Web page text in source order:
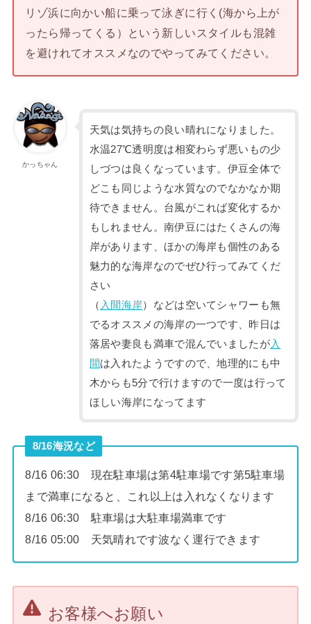
リゾ浜に向かい船に乗って泳ぎに行く(海から上が
ったら帰ってくる）という新しいスタイルも混雑
を避けれてオススメなのでやってみてください。
かっちゃん
天気は気持ちの良い晴れになりました。
水温27℃透明度は相変わらず悪いもの少
しづつは良くなっています。伊豆全体で
どこも同じような水質なのでなかなか期
待できません。台風がこれば変化するか
もしれません。南伊豆にはたくさんの海
岸があります、ほかの海岸も個性のある
魅力的な海岸なのでぜひ行ってみてくだ
さい
（ 入間海岸）などは空いてシャワーも無
でるオススメの海岸の一つです、昨日は
落居や妻良も満車で混んでいましたが入
間は入れたようですので、地理的にも中
木からも5分で行けますので一度は行って
ほしい海岸になってます
8/16海況など
8/16 06:30 現在駐車場は第4駐車場です第5駐車場
まで満車になると、これ以上は入れなくなります
8/16 06:30 駐車場は大駐車場満車です
8/16 05:00 天気晴れです波なく運行できます
お客様へお願い